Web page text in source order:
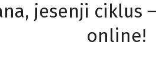
jesenji ciklus
online!